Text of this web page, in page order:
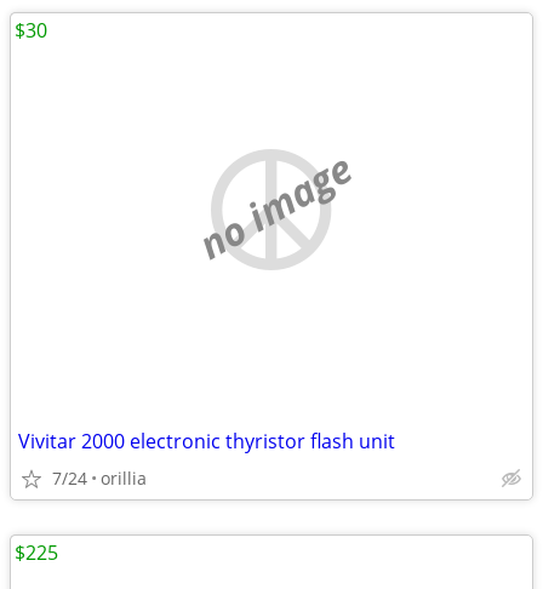
no image
Vivitar 2000 electronic thyristor flash unit
7/24 orillia
$30
$225